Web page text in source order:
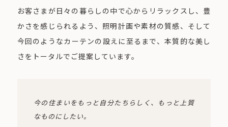
お客さまが日々の暮らしの中で心からリラックスし、豊
かさを感じられるよう、照明計画や素材の質感、そして
今回のようなカーテンの設えに至るまで、本質的な美し
さをトータルでご提案しています。
今の住まいをもっと自分たちらしく、もっと上質
なものにしたい。